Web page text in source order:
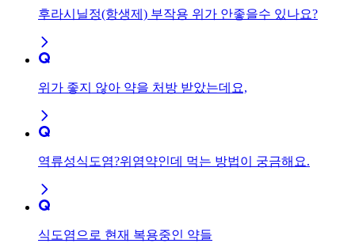
후라시닐정(항생제) 부작용 위가 안좋을수 있나요?
위가 좋지 않아 약을 처방 받았는데요,
역류성식도염?위염약인데 먹는 방법이 궁금해요.
식도염으로 현재 복용중인 약들